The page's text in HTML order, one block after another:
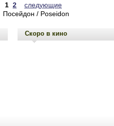
1 2
следующие
Посейдон / Poseidon
Скоро в кино